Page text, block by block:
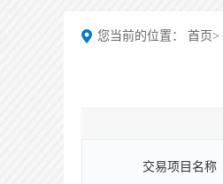
您当前的位置： 首页>
交易项目名称